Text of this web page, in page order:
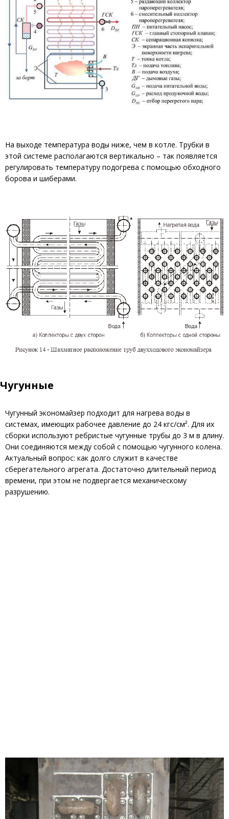
На выходе температура воды ниже, чем в котле. Трубки в
этой системе располагаются вертикально – так появляется
регулировать температуру подогрева с помощью обходного
борова и шиберами.
Чугунные
Чугунный экономайзер подходит для нагрева воды в
системах, имеющих рабочее давление до 24 кгс/см². Для их
сборки используют ребристые чугунные трубы до 3 м в длину.
Они соединяются между собой с помощью чугунного колена.
Актуальный вопрос: как долго служит в качестве
сберегательного агрегата. Достаточно длительный период
времени, при этом не подвергается механическому
разрушению.